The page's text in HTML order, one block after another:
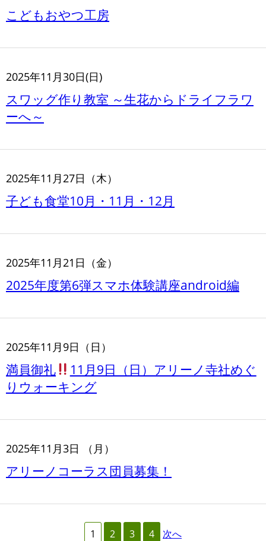
こどもおやつ工房
2025年11月30日(日)
スワッグ作り教室 ～生花からドライフラワ
ーへ～
2025年11月27日（木）
子ども食堂10月・11月・12月
2025年11月21日（金）
2025年度第6弾スマホ体験講座android編
2025年11月9日（日）
満員御礼
11月9日（日）アリーノ寺社めぐ
りウォーキング
2025年11月3日 （月）
アリーノコーラス団員募集！
1 2 3 4 次へ